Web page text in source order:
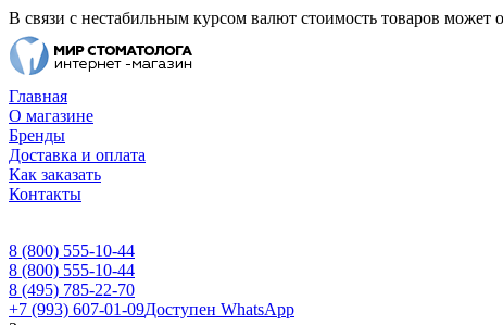
В связи с нестабильным курсом валют стоимость товаров может
Главная
О магазине
Бренды
Доставка и оплата
Как заказать
Контакты
8 (800) 555-10-44
8 (800) 555-10-44
8 (495) 785-22-70
+7 (993) 607-01-09Доступен WhatsApp